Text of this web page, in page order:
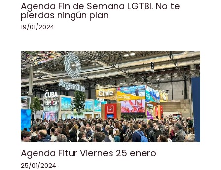
Agenda Fin de Semana LGTBI. No te
pierdas ningún plan
19/01/2024
Agenda Fitur Viernes 25 enero
25/01/2024